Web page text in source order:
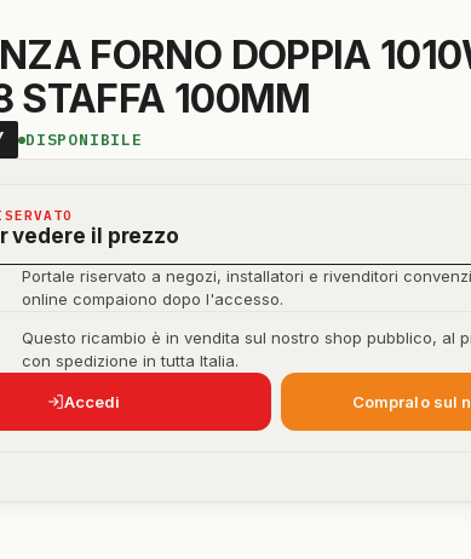
FORNO DOPPIA
STAFFA 100MM
DISPONIBILE
vedere il prezzo
Portale riservato a negozi, installatori e rivenditori
online compaiono dopo l'accesso.
Questo ricambio è in vendita sul nostro shop pubblico, al
con spedizione in tutta Italia.
Accedi Compralo sul